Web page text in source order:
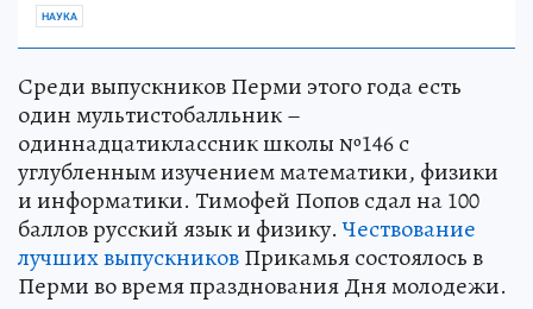
НАУКА
Среди выпускников Перми этого года есть
один мультистобалльник –
одиннадцатиклассник школы №146 с
углубленным изучением математики, физики
и информатики. Тимофей Попов сдал на 100
баллов русский язык и физику.Чествование
лучших выпускниковПрикамья состоялось в
Перми во время празднования Дня молодежи.